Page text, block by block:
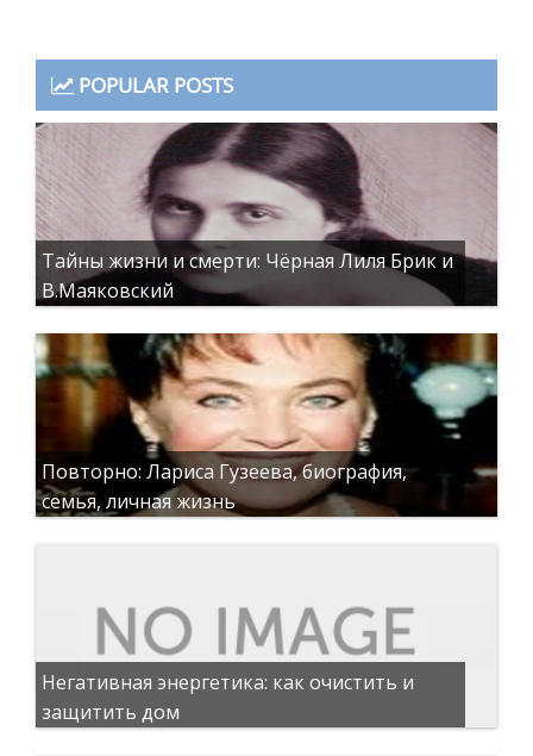
POPULAR POSTS
Тайны жизни и смерти: Чёрная Лиля Брик и
В.Маяковский
Повторно: Лариса Гузеева, биография,
семья, личная жизнь
Негативная энергетика: как очистить и
защитить дом